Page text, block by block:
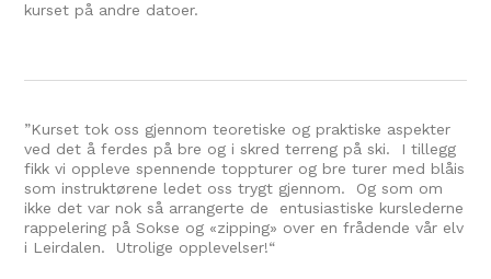
kurset på andre datoer.
”Kurset tok oss gjennom teoretiske og praktiske aspekter
ved det å ferdes på bre og i skred terreng på ski. I tillegg
fikk vi oppleve spennende toppturer og bre turer med blåis
som instruktørene ledet oss trygt gjennom. Og som om
ikke det var nok så arrangerte de entusiastiske kurslederne
rappelering på Sokse og «zipping» over en frådende vår elv
i Leirdalen. Utrolige opplevelser!“